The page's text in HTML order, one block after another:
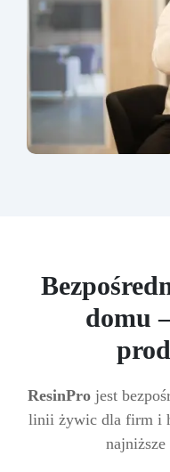
domu
ResinPro jest
linii żywic dla firm i